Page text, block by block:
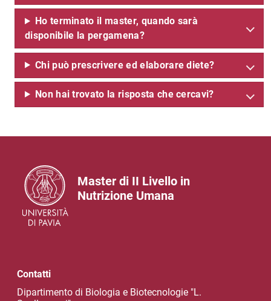
Ho terminato il master, quando sarà
disponibile la pergamena?
Chi può prescrivere ed elaborare diete?
Non hai trovato la risposta che cercavi?
Master di II Livello in
Nutrizione Umana
Contatti
Dipartimento di Biologia e Biotecnologie "L.